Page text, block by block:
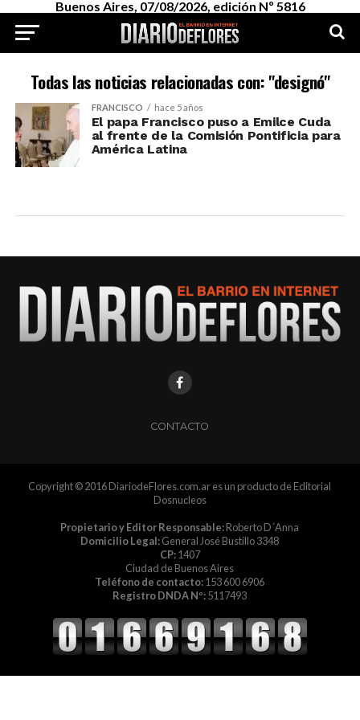
Buenos Aires, 07/08/2026, edición Nº 5816
Todas las noticias relacionadas con: "designó"
FRANCISCO hace 5 años
El papa Francisco puso a Emilce Cuda
al frente de la Comisión Pontificia para
América Latina
CONTACTO
Copyright © 2016 DiariodeFlores.com.ar es un producto de Editorial
Dosnucleos
Propietario y Editor Responsable:Roberto D´Anna
Domicilio Legal:General José Bustillo 3348
CP:1407
Ciudad de Buenos Aires
Teléfono de contacto:153 600 6906
Registro DNDA Nº:5117493